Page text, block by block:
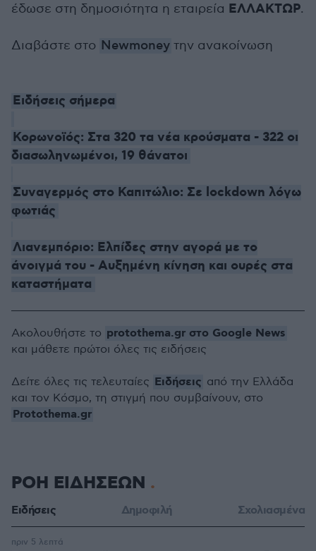
έδωσε στη δημοσιότητα η εταιρεία ΕΛΛΑΚΤΩΡ.
Διαβάστε στο Newmoney την ανακοίνωση
Ειδήσεις σήμερα
Κορωνοϊός: Στα 320 τα νέα κρούσματα - 322 οι
διασωληνωμένοι, 19 θάνατοι
Συναγερμός στο Καπιτώλιο: Σε lockdown λόγω
φωτιάς
Λιανεμπόριο: Ελπίδες στην αγορά με το
άνοιγμά του - Αυξημένη κίνηση και ουρές στα
καταστήματα
Ακολουθήστε το protothema.gr στο Google News
και μάθετε πρώτοι όλες τις ειδήσεις
Δείτε όλες τις τελευταίες Ειδήσεις από την Ελλάδα
και τον Κόσμο, τη στιγμή που συμβαίνουν, στο
Protothema.gr
ΡΟΗ ΕΙΔΗΣΕΩΝ
Ειδήσεις Δημοφιλή Σχολιασμένα
πριν 5 λεπτά